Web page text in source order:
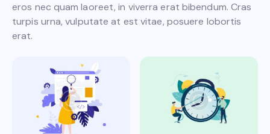
eros nec quam laoreet, in viverra erat bibendum. Cras
turpis urna, vulputate at est vitae, posuere lobortis
erat.